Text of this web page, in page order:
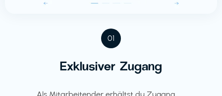
01
Exklusiver Zugang